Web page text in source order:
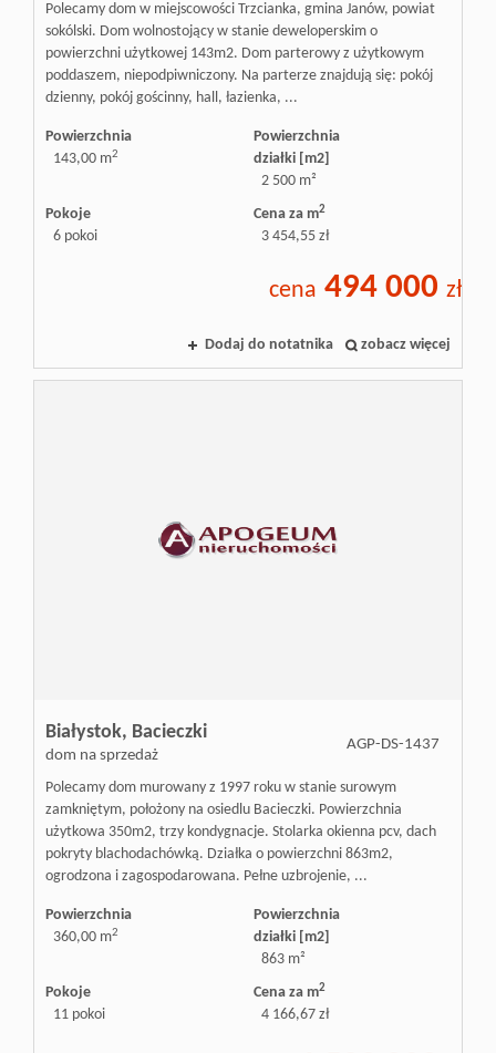
Polecamy dom w miejscowości Trzcianka, gmina Janów, powiat
sokólski. Dom wolnostojący w stanie deweloperskim o
powierzchni użytkowej 143m2. Dom parterowy z użytkowym
poddaszem, niepodpiwniczony. Na parterze znajdują się: pokój
dzienny, pokój gościnny, hall, łazienka, ...
Powierzchnia
143,00 m2
Powierzchnia
działki [m2]
2 500 m²
Pokoje
6 pokoi
Cena za m2
3 454,55 zł
cena 494 000 zł
Dodaj do notatnika zobacz więcej
Białystok, Bacieczki
dom na sprzedaż
AGP-DS-1437
Polecamy dom murowany z 1997 roku w stanie surowym
zamkniętym, położony na osiedlu Bacieczki. Powierzchnia
użytkowa 350m2, trzy kondygnacje. Stolarka okienna pcv, dach
pokryty blachodachówką. Działka o powierzchni 863m2,
ogrodzona i zagospodarowana. Pełne uzbrojenie, ...
Powierzchnia
360,00 m2
Powierzchnia
działki [m2]
863 m²
Pokoje
11 pokoi
Cena za m2
4 166,67 zł